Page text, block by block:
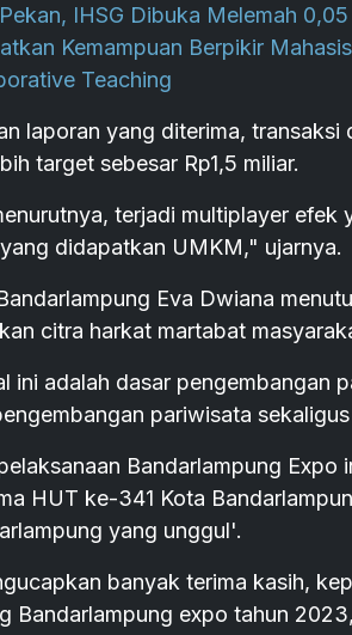
IHSG Dibuka Melemah
Kemampuan Berpikir
Teaching
laporan yang diterima,
target sebesar Rp1,5 miliar.
terjadi multiplayer
didapatkan UMKM," ujarnya.
Eva Dwiana
citra harkat martabat
ini adalah dasar pengembangan
pariwisata
Bandarlampung
HUT ke-341 Kota
yang unggul'.
banyak terima kasih,
Bandarlampung expo tahun